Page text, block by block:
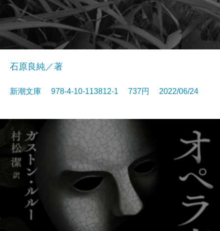
石原良純／著
新潮文庫 978-4-10-113812-1 737円 2022/06/24